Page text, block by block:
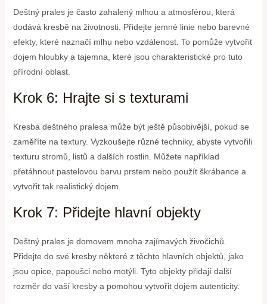
Deštný prales je často zahalený mlhou a atmosférou, která
dodává kresbě na životnosti. Přidejte jemné linie nebo barevné
efekty, které naznačí mlhu nebo vzdálenost. To pomůže vytvořit
dojem hloubky a tajemna, které jsou charakteristické pro tuto
přírodní oblast.
Krok 6: Hrajte si s texturami
Kresba deštného pralesa může být ještě působivější, pokud se
zaměříte na textury. Vyzkoušejte různé techniky, abyste vytvořili
texturu stromů, listů a dalších rostlin. Můžete například
přetáhnout pastelovou barvu prstem nebo použít škrábance a
vytvořit tak realistický dojem.
Krok 7: Přidejte hlavní objekty
Deštný prales je domovem mnoha zajímavých živočichů.
Přidejte do své kresby některé z těchto hlavních objektů, jako
jsou opice, papoušci nebo motýli. Tyto objekty přidají další
rozměr do vaší kresby a pomohou vytvořit dojem autenticity.